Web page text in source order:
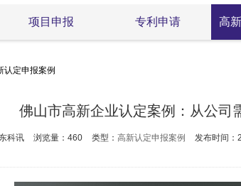
项目申报 专利申请 高
认定申报案例
佛山市高新企业认定案例：从公司
科讯 浏览量：460 类型： 高新认定申报案例 发布时间：